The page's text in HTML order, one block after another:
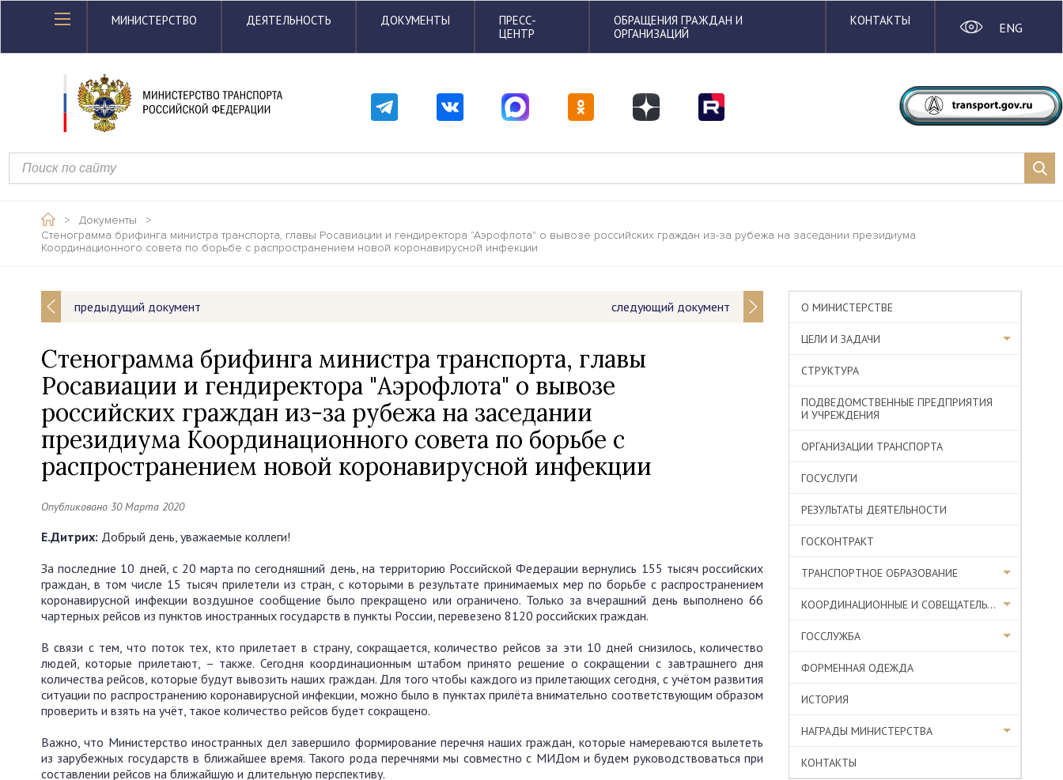
МИНИСТЕРСТВО ДЕЯТЕЛЬНОСТЬ ДОКУМЕНТЫ
ПРЕСС-
ЦЕНТР
ОБРАЩЕНИЯ ГРАЖДАН И
ОРГАНИЗАЦИЙ
КОНТАКТЫ ENG
> Документы
>
Стенограмма брифинга министра транспорта, главы Росавиации и гендиректора "Аэрофлота" о вывозе российских граждан из-за рубежа на заседании президиума
Координационного совета по борьбе с распространением новой коронавирусной инфекции
предыдущий документ следующий документ
Стенограмма брифинга министра транспорта, главы
Росавиации и гендиректора "Аэрофлота" о вывозе
российских граждан из-за рубежа на заседании
президиума Координационного совета по борьбе с
распространением новой коронавирусной инфекции
Опубликовано 30 Марта 2020
Е.Дитрих: Добрый день, уважаемые коллеги!
За последние 10 дней, с 20 марта по сегодняшний день, на территорию Российской Федерации вернулись 155 тысяч российских
граждан, в том числе 15 тысяч прилетели из стран, с которыми в результате принимаемых мер по борьбе с распространением
коронавирусной инфекции воздушное сообщение было прекращено или ограничено. Только за вчерашний день выполнено 66
чартерных рейсов из пунктов иностранных государств в пункты России, перевезено 8120 российских граждан.
В связи с тем, что поток тех, кто прилетает в страну, сокращается, количество рейсов за эти 10 дней снизилось, количество
людей, которые прилетают, – также. Сегодня координационным штабом принято решение о сокращении с завтрашнего дня
количества рейсов, которые будут вывозить наших граждан. Для того чтобы каждого из прилетающих сегодня, с учётом развития
ситуации по распространению коронавирусной инфекции, можно было в пунктах прилёта внимательно соответствующим образом
проверить и взять на учёт, такое количество рейсов будет сокращено.
Важно, что Министерство иностранных дел завершило формирование перечня наших граждан, которые намереваются вылететь
из зарубежных государств в ближайшее время. Такого рода перечнями мы совместно с МИДом и будем руководствоваться при
составлении рейсов на ближайшую и длительную перспективу.
О МИНИСТЕРСТВЕ
ЦЕЛИ И ЗАДАЧИ
СТРУКТУРА
ПОДВЕДОМСТВЕННЫЕ ПРЕДПРИЯТИЯ
И УЧРЕЖДЕНИЯ
ОРГАНИЗАЦИИ ТРАНСПОРТА
ГОСУСЛУГИ
РЕЗУЛЬТАТЫ ДЕЯТЕЛЬНОСТИ
ГОСКОНТРАКТ
ТРАНСПОРТНОЕ ОБРАЗОВАНИЕ
КООРДИНАЦИОННЫЕ И СОВЕЩАТЕЛЬНЫЕ ОРГАНЫ
ГОССЛУЖБА
ФОРМЕННАЯ ОДЕЖДА
ИСТОРИЯ
НАГРАДЫ МИНИСТЕРСТВА
КОНТАКТЫ